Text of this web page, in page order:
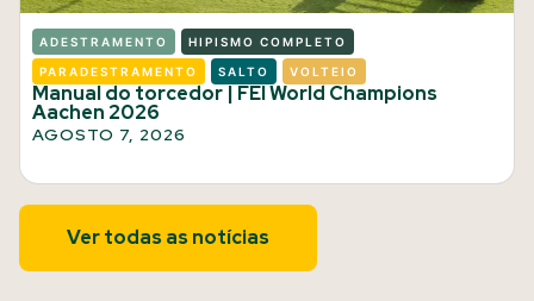
ADESTRAMENTO HIPISMO COMPLETO
PARADESTRAMENTO SALTO VOLTEIO
Manual do torcedor | FEI World Champions
Aachen 2026
AGOSTO 7, 2026
Ver todas as notícias